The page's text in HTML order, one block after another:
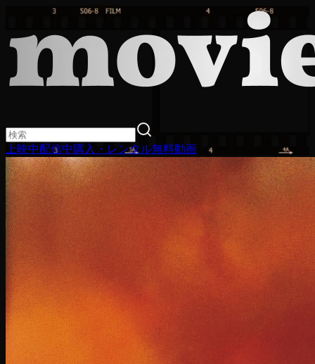
上映中配信中購入・レンタル無料動画